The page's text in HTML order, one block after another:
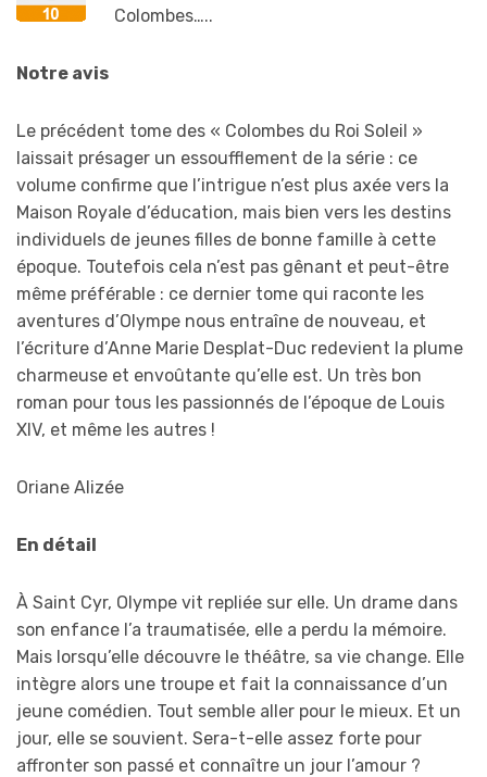
Colombes…..
Notre avis
Le précédent tome des « Colombes du Roi Soleil »
laissait présager un essoufflement de la série : ce
volume confirme que l’intrigue n’est plus axée vers la
Maison Royale d’éducation, mais bien vers les destins
individuels de jeunes filles de bonne famille à cette
époque. Toutefois cela n’est pas gênant et peut-être
même préférable : ce dernier tome qui raconte les
aventures d’Olympe nous entraîne de nouveau, et
l’écriture d’Anne Marie Desplat-Duc redevient la plume
charmeuse et envoûtante qu’elle est. Un très bon
roman pour tous les passionnés de l’époque de Louis
XIV, et même les autres !
Oriane Alizée
En détail
À Saint Cyr, Olympe vit repliée sur elle. Un drame dans
son enfance l’a traumatisée, elle a perdu la mémoire.
Mais lorsqu’elle découvre le théâtre, sa vie change. Elle
intègre alors une troupe et fait la connaissance d’un
jeune comédien. Tout semble aller pour le mieux. Et un
jour, elle se souvient. Sera-t-elle assez forte pour
affronter son passé et connaître un jour l’amour ?